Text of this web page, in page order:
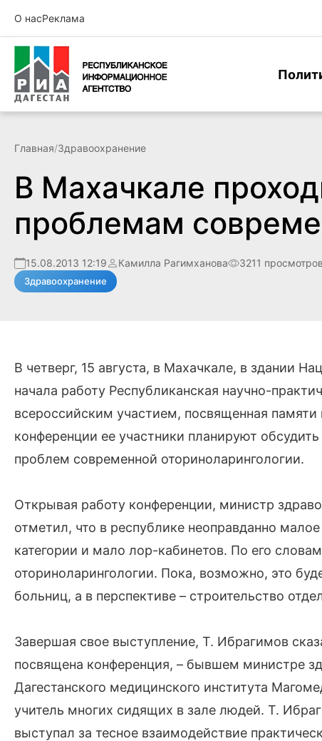
О насРеклама
Главная/Здравоохранение
В Махачкале
проблемам
15.08.2013 12:19 Камилла Рагимханова 3211 просмотров
Здравоохранение
В четверг, 15 августа, в Махачкале, в здании
начала работу Республиканская научно-
всероссийским участием, посвященная
конференции ее участники планируют
проблем современной оториноларингологии.
Открывая работу конференции, министр
отметил, что в республике неоправданно
категории и мало лор-кабинетов. По его
оториноларингологии. Пока, возможно, это
больниц, а в перспективе – строительство
Завершая свое выступление, Т. Ибрагимов
посвящена конференция, – бывшем министре
Дагестанского медицинского института
учитель многих сидящих в зале людей. Т.
выступал за тесное взаимодействие